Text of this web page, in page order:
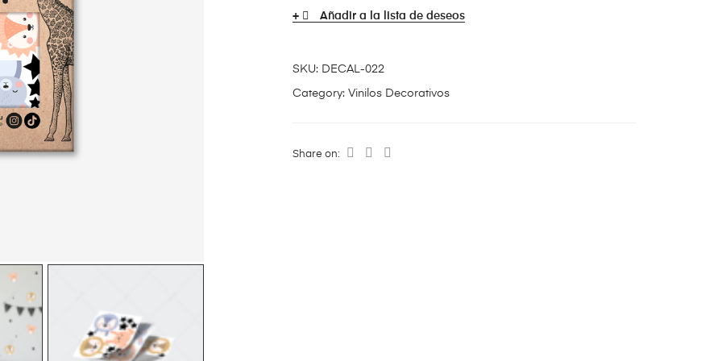
Añadir a la lista de deseos
SKU: DECAL-022
Category: Vinilos Decorativos
Share on: